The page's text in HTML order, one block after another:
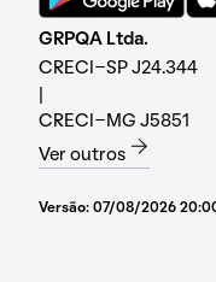
GRPQA Ltda.
CRECI-SP J24.344
CRECI-MG J5851
Ver outros
Versão: 07/08/2026